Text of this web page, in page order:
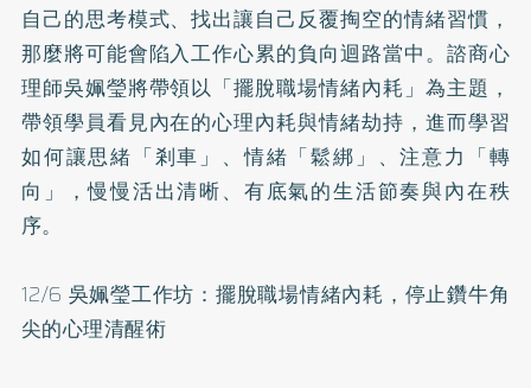
自己的思考模式、找出讓自己反覆掏空的情緒習慣，
那麼將可能會陷入工作心累的負向迴路當中。諮商心
理師吳姵瑩將帶領以「擺脫職場情緒內耗」為主題，
帶領學員看見內在的心理內耗與情緒劫持，進而學習
如何讓思緒「剎車」、情緒「鬆綁」、注意力「轉
向」，慢慢活出清晰、有底氣的生活節奏與內在秩
序。
12/6 吳姵瑩工作坊：擺脫職場情緒內耗，停止鑽牛角
尖的心理清醒術